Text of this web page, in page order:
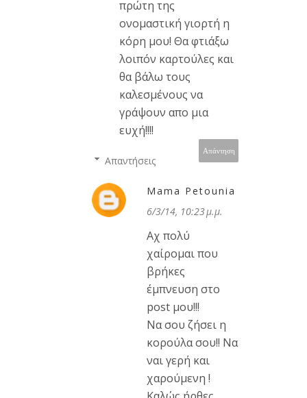
πρώτη της
ονομαστική γιορτή η
κόρη μου! Θα φτιάξω
λοιπόν καρτούλες και
θα βάλω τους
καλεσμένους να
γράψουν απο μια
ευχή!!!!
Απάντηση
Απαντήσεις
Mama Petounia
6/3/14, 10:23 μ.μ.
Αχ πολύ
χαίρομαι που
βρήκες
έμπνευση στο
post μου!!!
Να σου ζήσει η
κορούλα σου!! Να
ναι γερή και
χαρούμενη !